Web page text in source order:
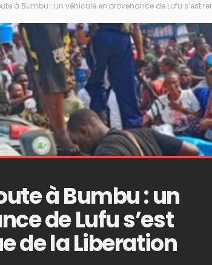
à Bumbu : un véhicule en provenance de Lufu s’est
à Bumbu : un
de Lufu s’est
de la Liberation